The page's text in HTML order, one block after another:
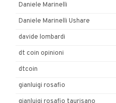
Daniele Marinelli
Daniele Marinelli Ushare
davide lombardi
dt coin opinioni
dtcoin
gianluigi rosafio
gianluigi rosafio taurisano